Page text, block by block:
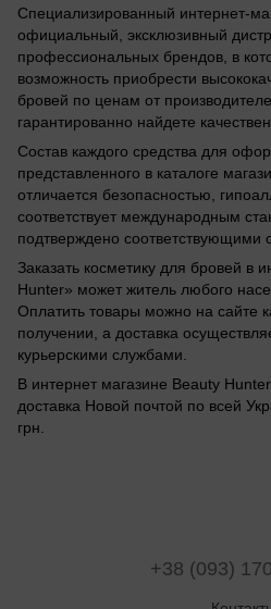
Специализированный интернет-
официальный, эксклюзивный
профессиональных брендов, в
возможность приобрести
бровей по ценам от
гарантированно найдете
Состав каждого средства для
представленного в каталоге
отличается безопасностью,
соответствует международным
подтверждено соответствующими
Заказать косметику для бровей в
Hunter» может житель любого
Оплатить товары можно на сайте
получении, а доставка
курьерскими службами.
В интернет магазине Beauty
доставка Новой почтой по всей
грн.
+38 (093)